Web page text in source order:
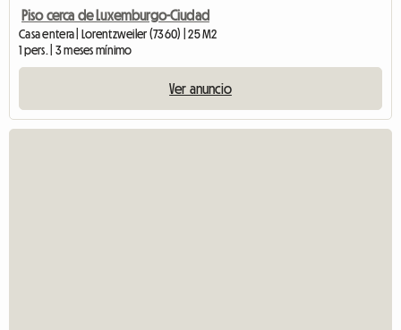
Piso cerca de Luxemburgo-Ciudad
Casa entera | Lorentzweiler (7360) | 25 M2
1 pers. | 3 meses mínimo
Ver anuncio